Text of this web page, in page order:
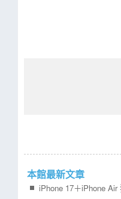
本館最新文章